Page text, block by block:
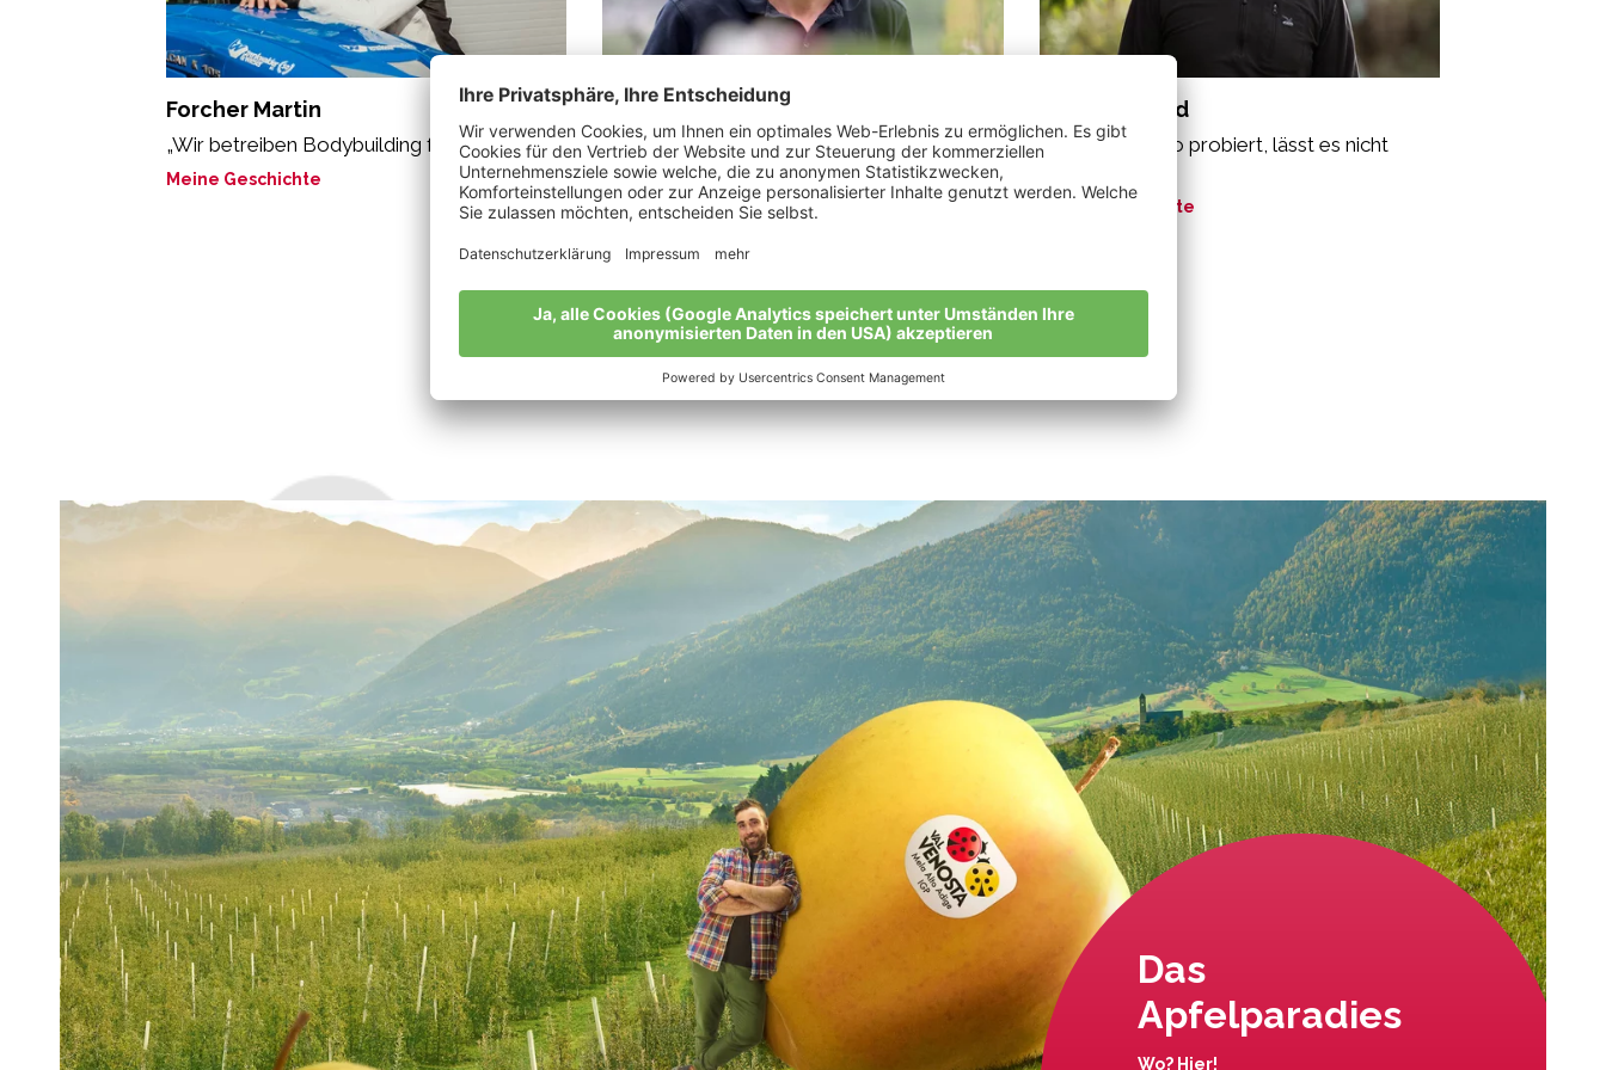
Forcher Martin
„Wir betreiben Bodybuilding für Nützlinge!“
Meine Geschichte
Pinzger Martin
“Die Äpfel. Ein Naturtalent.”
Meine Geschichte
Mair Bernhard
„Wer einmal Bio probiert, lässt es nicht
Meine Geschichte
Alle Bio-Bauern im Überblick
Das
Apfelparadies
Wo? Hier!